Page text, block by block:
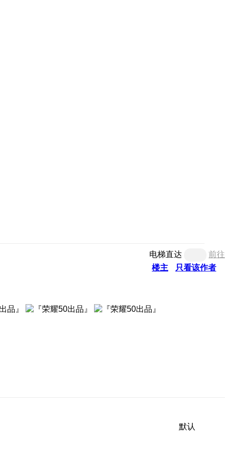
电梯直达
前往
楼主
只看该作者
默认